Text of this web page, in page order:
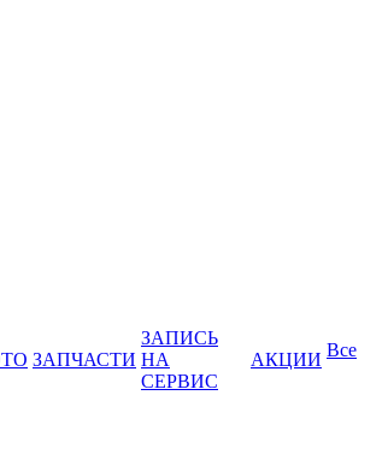
ЗАПЧАСТИ
ЗАПИСЬ
НА
СЕРВИС
АКЦИИ Все